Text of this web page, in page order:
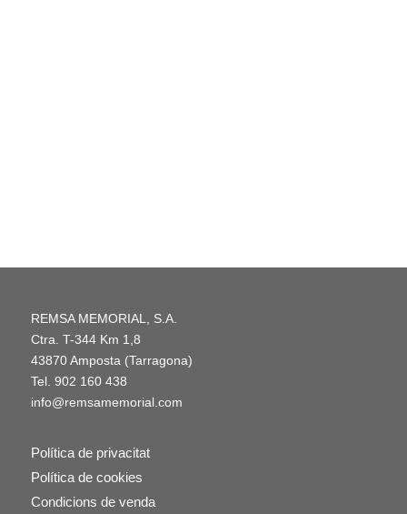
REMSA MEMORIAL, S.A.
Ctra. T-344 Km 1,8
43870 Amposta (Tarragona)
Tel. 902 160 438
info@remsamemorial.com
Política de privacitat
Política de cookies
Condicions de venda